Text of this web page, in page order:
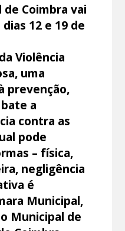
de Coimbra vai
12 e 19 de
Violência
uma
prevenção,
a
contra as
pode
– física,
negligência
é
Municipal,
Municipal de